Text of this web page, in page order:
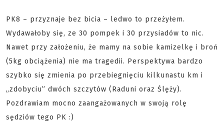
PK8 – przyznaje bez bicia – ledwo to przeżyłem.
Wydawałoby się, ze 30 pompek i 30 przysiadów to nic.
Nawet przy założeniu, że mamy na sobie kamizelkę i broń
(5kg obciążenia) nie ma tragedii. Perspektywa bardzo
szybko się zmienia po przebiegnięciu kilkunastu km i
„zdobyciu” dwóch szczytów (Raduni oraz Ślęży).
Pozdrawiam mocno zaangażowanych w swoją rolę
sędziów tego PK :)